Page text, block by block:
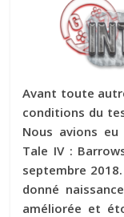
Avant toute
conditions du
Nous avions eu
Tale IV :
septembre
donné
améliorée et